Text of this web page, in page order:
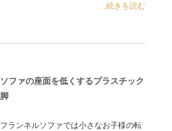
...続きを読む
ソファの座面を低くするプラスチック
脚
フランネルソファでは小さなお子様の転